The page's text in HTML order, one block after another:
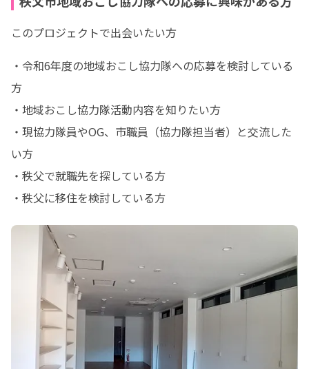
このプロジェクトで出会いたい方
・令和6年度の地域おこし協力隊への応募を検討している
方
・地域おこし協力隊活動内容を知りたい方
・現協力隊員やOG、市職員（協力隊担当者）と交流した
い方
・秩父で就職先を探している方
・秩父に移住を検討している方